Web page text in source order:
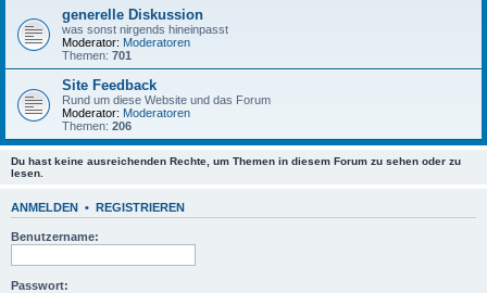
generelle Diskussion
was sonst nirgends hineinpasst
Moderator: Moderatoren
Themen: 701
Site Feedback
Rund um diese Website und das Forum
Moderator: Moderatoren
Themen: 206
Du hast keine ausreichenden Rechte, um Themen in diesem Forum zu sehen oder zu
lesen.
ANMELDEN • REGISTRIEREN
Benutzername:
Passwort: